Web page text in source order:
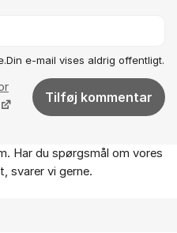
e-mail vises aldrig offentligt.
Tilføj kommentar
Har du spørgsmål om vores
svarer vi gerne.